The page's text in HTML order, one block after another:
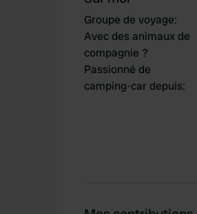
Groupe de voyage:
Avec des animaux de
compagnie ?
Passionné de
camping-car depuis: